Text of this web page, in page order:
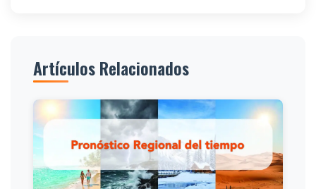
Artículos Relacionados